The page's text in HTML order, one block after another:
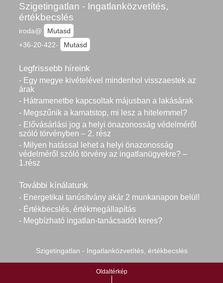
Szigetingatlan - Ingatlanközvetítés,
értékbecslés
iroda@
Mutasd
+36-20-422-
Mutasd
Legfrissebb híreink
- Egy megye kivételével mindenhol visszaestek az
árak
- Hátramenetbe kapcsoltak májusban a lakásárak
- Megszűnik a kamatstop, mi lesz a hitelemmel?
- Elővásárlási jog a helyi önazonosság védelméről
szóló törvényben – 2. rész
- Milyen hatással lehet a helyi önazonosság
védelméről szóló törvény az ingatlanügyekre? –
1.rész
További kínálatunk
- Energetikai tanúsítvány akár 2 munkanapon belül!
- Értékbecslés, értékmegállapítás
- Megbízható ingatlan-tanácsadót keres?
Szigetingatlan - Ingatlanközvetítés, értékbecslés
Oldaltérkép